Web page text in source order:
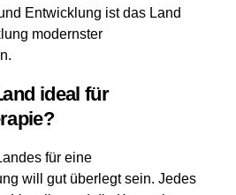
Entwicklung ist das Land
modernster
ideal für
für eine
will gut überlegt sein. Jedes